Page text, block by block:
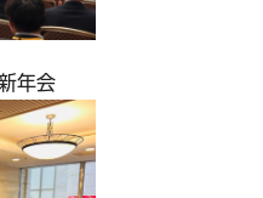
年会